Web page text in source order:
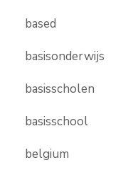
based
basisonderwijs
basisscholen
basisschool
belgium